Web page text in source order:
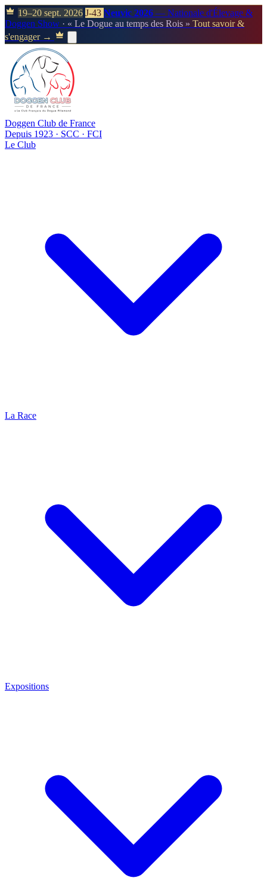
19–20 sept. 2026 J-43 Neuvic 2026 — Nationale d'Élevage &
Doggen Show · « Le Dogue au temps des Rois » Tout savoir &
s'engager →
Doggen Club de France
Depuis 1923 · SCC · FCI
Le Club
La Race
Expositions